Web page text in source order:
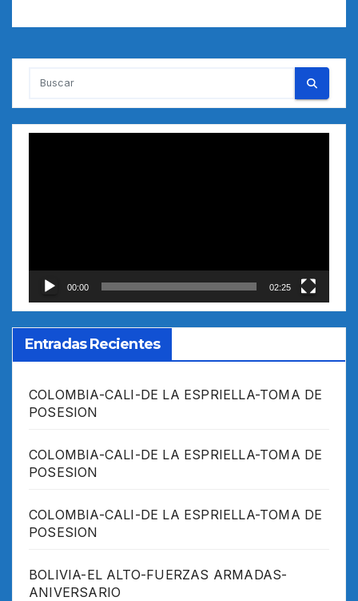
00:00 02:25
Entradas Recientes
COLOMBIA-CALI-DE LA ESPRIELLA-TOMA DE
POSESION
COLOMBIA-CALI-DE LA ESPRIELLA-TOMA DE
POSESION
COLOMBIA-CALI-DE LA ESPRIELLA-TOMA DE
POSESION
BOLIVIA-EL ALTO-FUERZAS ARMADAS-
ANIVERSARIO